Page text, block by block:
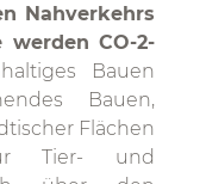
Nahverkehrs
CO-2-
Bauen
Bauen,
Flächen
Tier- und